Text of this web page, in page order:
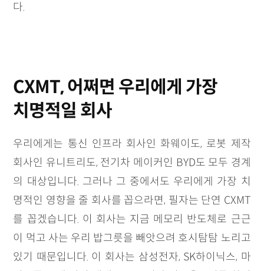
다.
CXMT, 어쩌면 우리에게 가장
치명적일 회사
우리에게는 통신 인프라 회사인 화웨이도, 로봇 제작
회사인 유니트리도, 전기차 메이커인 BYD도 모두 경계
의 대상입니다. 그러나 그 중에서도 우리에게 가장 치
명적인 영향을 줄 회사를 꼽으라면, 필자는 단연 CXMT
를 꼽겠습니다. 이 회사는 지금 메모리 반도체로 근근
이 먹고 사는 우리 밥그릇을 빼앗으려 호시탐탐 노리고
있기 때문입니다. 이 회사는 삼성전자, SK하이닉스, 마